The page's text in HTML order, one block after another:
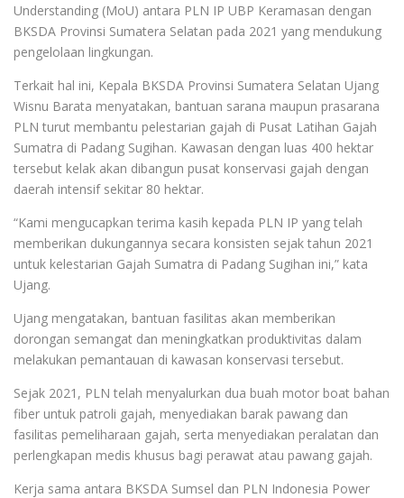
Understanding (MoU) antara PLN IP UBP Keramasan dengan
BKSDA Provinsi Sumatera Selatan pada 2021 yang mendukung
pengelolaan lingkungan.
Terkait hal ini, Kepala BKSDA Provinsi Sumatera Selatan Ujang
Wisnu Barata menyatakan, bantuan sarana maupun prasarana
PLN turut membantu pelestarian gajah di Pusat Latihan Gajah
Sumatra di Padang Sugihan. Kawasan dengan luas 400 hektar
tersebut kelak akan dibangun pusat konservasi gajah dengan
daerah intensif sekitar 80 hektar.
“Kami mengucapkan terima kasih kepada PLN IP yang telah
memberikan dukungannya secara konsisten sejak tahun 2021
untuk kelestarian Gajah Sumatra di Padang Sugihan ini,” kata
Ujang.
Ujang mengatakan, bantuan fasilitas akan memberikan
dorongan semangat dan meningkatkan produktivitas dalam
melakukan pemantauan di kawasan konservasi tersebut.
Sejak 2021, PLN telah menyalurkan dua buah motor boat bahan
fiber untuk patroli gajah, menyediakan barak pawang dan
fasilitas pemeliharaan gajah, serta menyediakan peralatan dan
perlengkapan medis khusus bagi perawat atau pawang gajah.
Kerja sama antara BKSDA Sumsel dan PLN Indonesia Power